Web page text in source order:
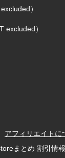
）
excluded）
アフィリエイトに
まとめ 割引情